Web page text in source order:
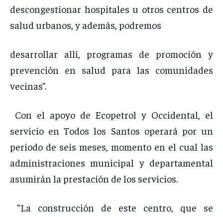
descongestionar hospitales u otros centros de
salud urbanos, y además, podremos
desarrollar allí, programas de promoción y
prevención en salud para las comunidades
vecinas”.
Con el apoyo de Ecopetrol y Occidental, el
servicio en Todos los Santos operará por un
periodo de seis meses, momento en el cual las
administraciones municipal y departamental
asumirán la prestación de los servicios.
“La construcción de este centro, que se